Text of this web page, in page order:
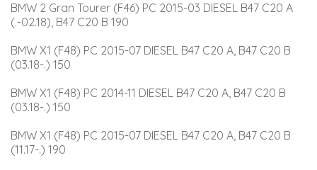
BMW 2 Gran Tourer (F46) PC 2015-03 DIESEL B47 C20 A
(.-02.18), B47 C20 B 190
BMW X1 (F48) PC 2015-07 DIESEL B47 C20 A, B47 C20 B
(03.18-.) 150
BMW X1 (F48) PC 2014-11 DIESEL B47 C20 A, B47 C20 B
(03.18-.) 150
BMW X1 (F48) PC 2015-07 DIESEL B47 C20 A, B47 C20 B
(11.17-.) 190